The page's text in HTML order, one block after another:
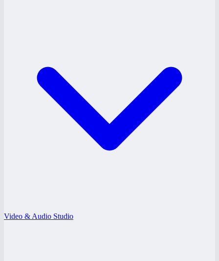
Video & Audio Studio